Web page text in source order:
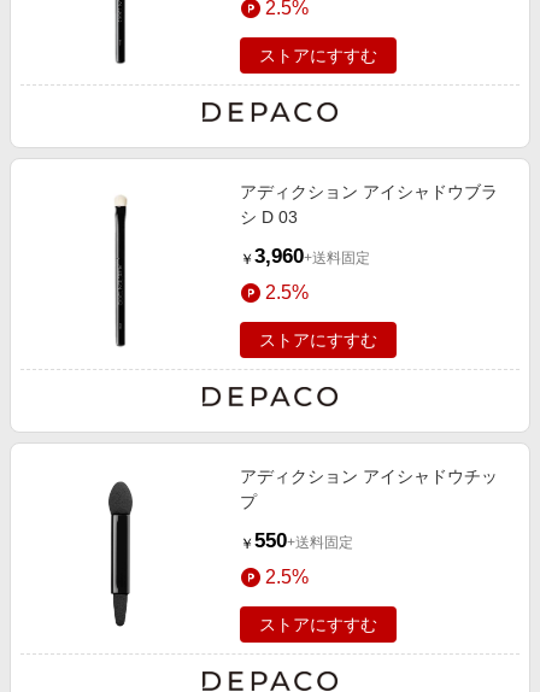
2.5%
ストアにすすむ
アディクション アイシャドウブラ
シ D 03
￥ 3,960+送料固定
2.5%
ストアにすすむ
アディクション アイシャドウチッ
プ
￥ 550+送料固定
2.5%
ストアにすすむ